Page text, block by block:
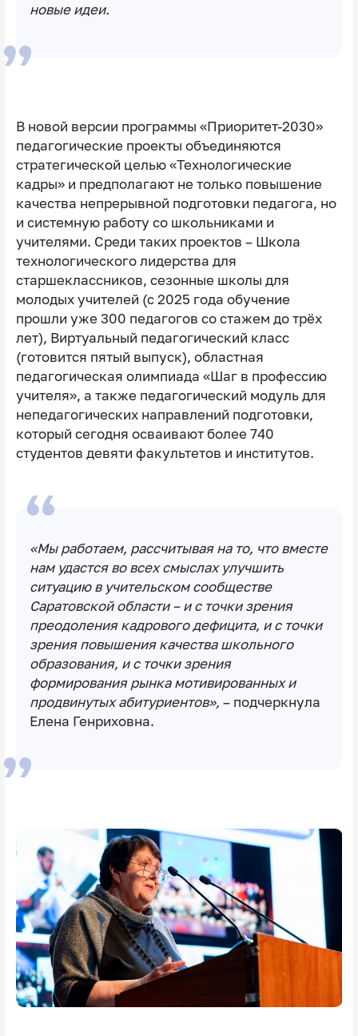
новые идеи.
В новой версии программы «Приоритет-2030»
педагогические проекты объединяются
стратегической целью «Технологические
кадры» и предполагают не только повышение
качества непрерывной подготовки педагога, но
и системную работу со школьниками и
учителями. Среди таких проектов – Школа
технологического лидерства для
старшеклассников, сезонные школы для
молодых учителей (с 2025 года обучение
прошли уже 300 педагогов со стажем до трёх
лет), Виртуальный педагогический класс
(готовится пятый выпуск), областная
педагогическая олимпиада «Шаг в профессию
учителя», а также педагогический модуль для
непедагогических направлений подготовки,
который сегодня осваивают более 740
студентов девяти факультетов и институтов.
«Мы работаем, рассчитывая на то, что вместе
нам удастся во всех смыслах улучшить
ситуацию в учительском сообществе
Саратовской области – и с точки зрения
преодоления кадрового дефицита, и с точки
зрения повышения качества школьного
образования, и с точки зрения
формирования рынка мотивированных и
продвинутых абитуриентов», – подчеркнула
Елена Генриховна.